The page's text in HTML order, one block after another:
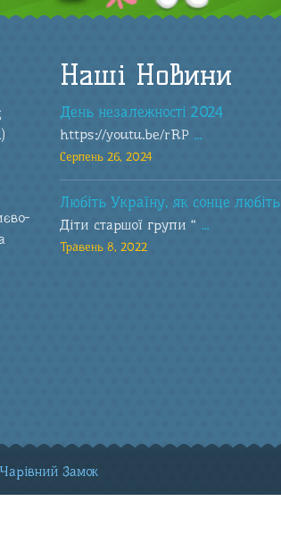
Наші Новини
День незалежності 2024
https://youtu.be/rRP ...
Серпень 26, 2024
Любіть Україну, як сонце любіть
Діти старшої групи “ ...
Травень 8, 2022
Замок